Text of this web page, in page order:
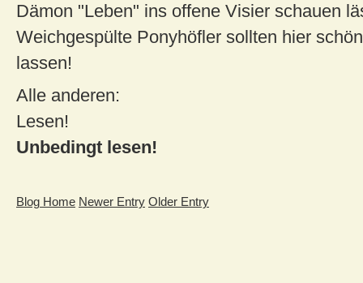
Dämon "Leben" ins offene Visier schauen
Weichgespülte Ponyhöfler sollten hier
lassen!
Alle anderen:
Lesen!
Unbedingt lesen!
Blog Home Newer Entry Older Entry